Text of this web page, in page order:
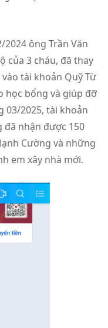
ông Trần Văn
của 3 cháu, đã thay
tài khoản Quỹ Từ
học bổng và giúp đỡ
03/2025, tài khoản
đã nhận được 150
Cường và những
em xây nhà mới.